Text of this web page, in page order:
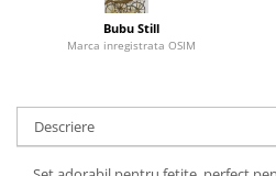
Bubu Still
Marca inregistrata OSIM
Descriere